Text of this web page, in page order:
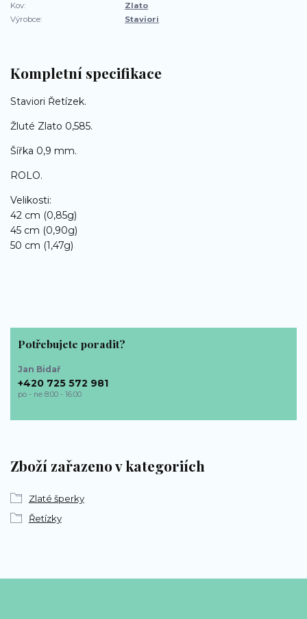
Kov:
Zlato
Výrobce:
Staviori
Kompletní specifikace
Staviori Řetízek.
Žluté Zlato 0,585.
Šířka 0,9 mm.
ROLO.
Velikosti:
42 cm (0,85g)
45 cm (0,90g)
50 cm (1,47g)
Zboží zařazeno v kategoriích
Zlaté šperky
Řetízky
Potřebujete poradit?
Jan Bidař
+420 725 572 981
po - ne 8:00 - 16:00